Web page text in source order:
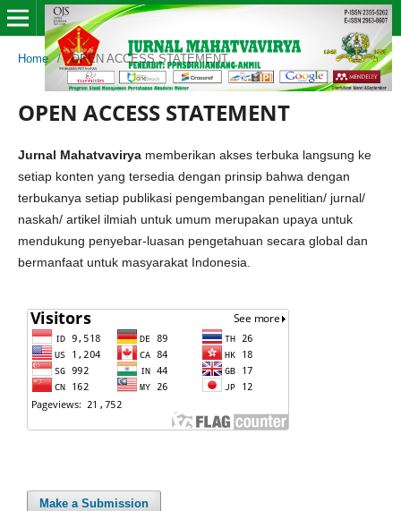
Home / OPEN ACCESS STATEMENT
OPEN ACCESS STATEMENT
Jurnal Mahatvavirya memberikan akses terbuka langsung ke
setiap konten yang tersedia dengan prinsip bahwa dengan
terbukanya setiap publikasi pengembangan penelitian/ jurnal/
naskah/ artikel ilmiah untuk umum merupakan upaya untuk
mendukung penyebar-luasan pengetahuan secara global dan
bermanfaat untuk masyarakat Indonesia.
Make a Submission